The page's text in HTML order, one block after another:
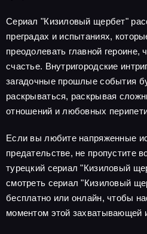
Сериал "Кизиловый щербет"
преградах и испытаниях,
преодолевать главной героине,
счастье. Внутригородские
загадочные прошлые события
раскрываться, раскрывая
отношений и любовных
Если вы любите напряженные
предательстве, не пропустите
турецкий сериал "Кизиловый
смотреть сериал "Кизиловый
бесплатно или онлайн, чтобы
моментом этой захватывающей